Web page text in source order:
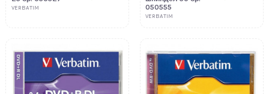
VERBATIM
050555
VERBATIM